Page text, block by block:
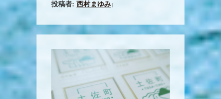
投稿者: 西村まゆみ